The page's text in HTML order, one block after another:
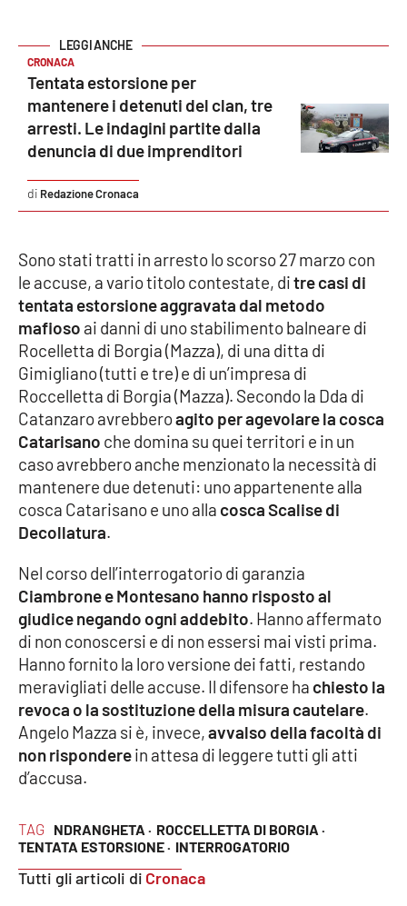
Economia e Lavoro
Politica
Sanità
Società
Sport
RUBRICHE
Good Morning Vietnam
Parchi Marini Calabria
Leggendo Alvaro insieme
Imprese Di Calabria
Venti di comunicazione
STREAMING
LaC TV
LaC Network
EDIZIONI
LOCALI
TAG NDRANGHETA · ROCCELLETTA DI BORGIA ·
TENTATA ESTORSIONE · INTERROGATORIO
Tutti gli articoli di Cronaca
CRONACA
Tentata estorsione per
mantenere i detenuti del clan, tre
arresti. Le indagini partite dalla
denuncia di due imprenditori
Redazione Cronaca
Sono stati tratti in arresto lo scorso 27 marzo con
le accuse, a vario titolo contestate, ditre casi di
tentata estorsione aggravata dal metodo
mafioso ai danni di uno stabilimento balneare di
Rocelletta di Borgia (Mazza), di una ditta di
Gimigliano (tutti e tre) e di un’impresa di
Roccelletta di Borgia (Mazza). Secondo la Dda di
Catanzaro avrebberoagito per agevolare la cosca
Catarisano che domina su quei territori e in un
caso avrebbero anche menzionato la necessità di
mantenere due detenuti: uno appartenente alla
cosca Catarisano e uno alla cosca Scalise di
Decollatura.
Nel corso dell’interrogatorio di garanzia
Ciambrone e Montesano hanno risposto al
giudice negando ogni addebito. Hanno affermato
di non conoscersi e di non essersi mai visti prima.
Hanno fornito la loro versione dei fatti, restando
meravigliati delle accuse. Il difensore ha chiesto la
revoca o la sostituzione della misura cautelare.
Angelo Mazza si è, invece,avvalso della facoltà di
non risponderein attesa di leggere tutti gli atti
d’accusa.